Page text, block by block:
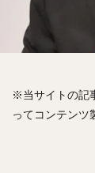
※当サイトの記
ってコンテンツ
桑原将志
宋家豪（